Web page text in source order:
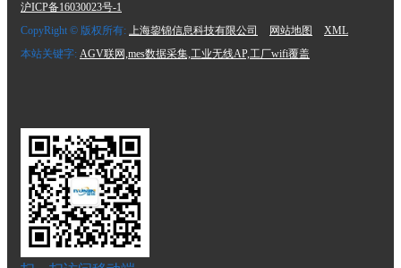
沪ICP备16030023号-1
CopyRight © 版权所有: 上海鋆锦信息科技有限公司 网站地图
XML
本站关键字: AGV联网,mes数据采集,工业无线AP,工厂wifi覆盖